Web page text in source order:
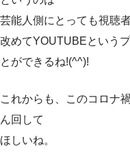
芸能人側にとっても視聴
改めてYOUTUBEという
とができるね!(^^)!
これからも、このコロナ
ん回して
ほしいね。